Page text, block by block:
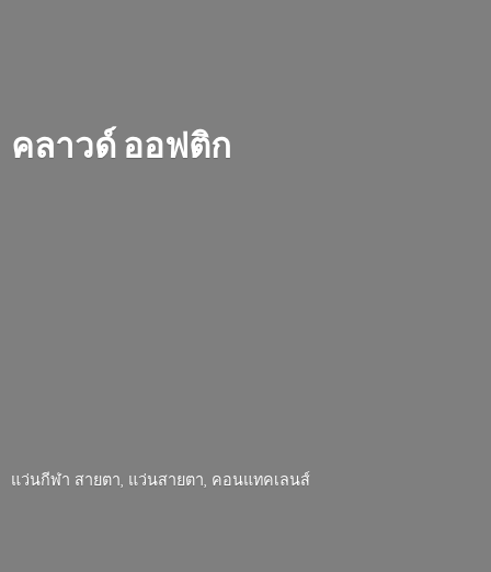
คลาวด์ ออฟติก
แว่นกีฬา สายตา, แว่นสายตา, คอนแทคเลนส์